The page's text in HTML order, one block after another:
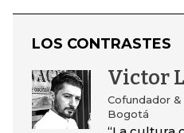
LOS CONTRASTES
Victor
Cofundador
Bogotá